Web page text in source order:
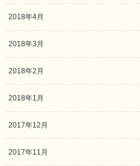
2018年4月
2018年3月
2018年2月
2018年1月
2017年12月
2017年11月